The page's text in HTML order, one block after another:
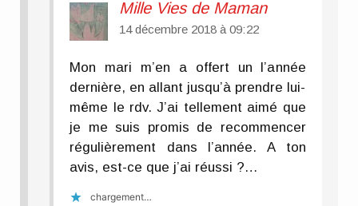
Mille Vies de Maman
14 décembre 2018 à 09:22
Mon mari m’en a offert un l’année
dernière, en allant jusqu’à prendre lui-
même le rdv. J’ai tellement aimé que
je me suis promis de recommencer
régulièrement dans l’année. A ton
avis, est-ce que j’ai réussi ?…
chargement…